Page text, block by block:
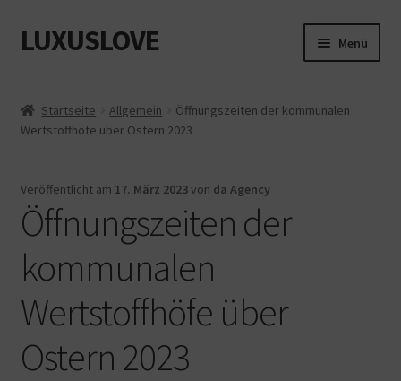
Zur
Navigation
Zum
Inhalt
LUXUSLOVE Menü
Cookie-Richtlinie (EU)
Datenschutz
Impressum
Kasse
Mein Konto
Shop
Startseite Allgemein
Öffnungszeiten der kommunalen
Wertstoffhöfe über Ostern 2023
Veröffentlicht am 17. März 2023von da Agency
Öffnungszeiten der
kommunalen
Wertstoffhöfe über
Ostern 2023